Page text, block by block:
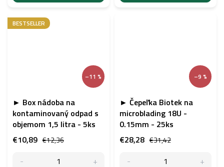
BESTSELLER
–11 %
► Box nádoba na
kontaminovaný odpad s
objemom 1,5 litra - 5ks
€12,36
€10,89
–9 %
► Čepeľka Biotek na
microblading 18U -
0.15mm - 25ks
€31,42
€28,28